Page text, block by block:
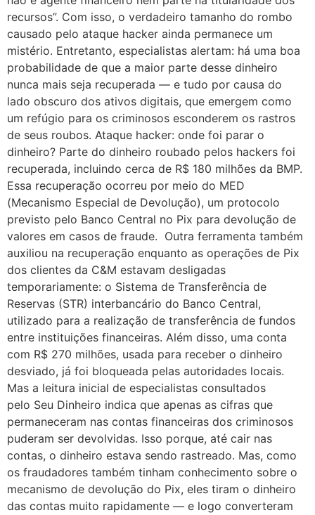
recursos”. Com isso, o verdadeiro tamanho do rombo
causado pelo ataque hacker ainda permanece um
mistério. Entretanto, especialistas alertam: há uma boa
probabilidade de que a maior parte desse dinheiro
nunca mais seja recuperada — e tudo por causa do
lado obscuro dos ativos digitais, que emergem como
um refúgio para os criminosos esconderem os rastros
de seus roubos. Ataque hacker: onde foi parar o
dinheiro? Parte do dinheiro roubado pelos hackers foi
recuperada, incluindo cerca de R$ 180 milhões da BMP.
Essa recuperação ocorreu por meio do MED
(Mecanismo Especial de Devolução), um protocolo
previsto pelo Banco Central no Pix para devolução de
valores em casos de fraude. Outra ferramenta também
auxiliou na recuperação enquanto as operações de Pix
dos clientes da C&M estavam desligadas
temporariamente: o Sistema de Transferência de
Reservas (STR) interbancário do Banco Central,
utilizado para a realização de transferência de fundos
entre instituições financeiras. Além disso, uma conta
com R$ 270 milhões, usada para receber o dinheiro
desviado, já foi bloqueada pelas autoridades locais.
Mas a leitura inicial de especialistas consultados
pelo Seu Dinheiro indica que apenas as cifras que
permaneceram nas contas financeiras dos criminosos
puderam ser devolvidas. Isso porque, até cair nas
contas, o dinheiro estava sendo rastreado. Mas, como
os fraudadores também tinham conhecimento sobre o
mecanismo de devolução do Pix, eles tiram o dinheiro
das contas muito rapidamente — e logo converteram